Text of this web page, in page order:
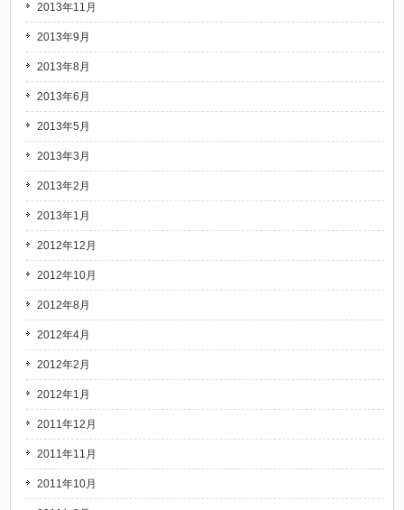
2013年11月
2013年9月
2013年8月
2013年6月
2013年5月
2013年3月
2013年2月
2013年1月
2012年12月
2012年10月
2012年8月
2012年4月
2012年2月
2012年1月
2011年12月
2011年11月
2011年10月